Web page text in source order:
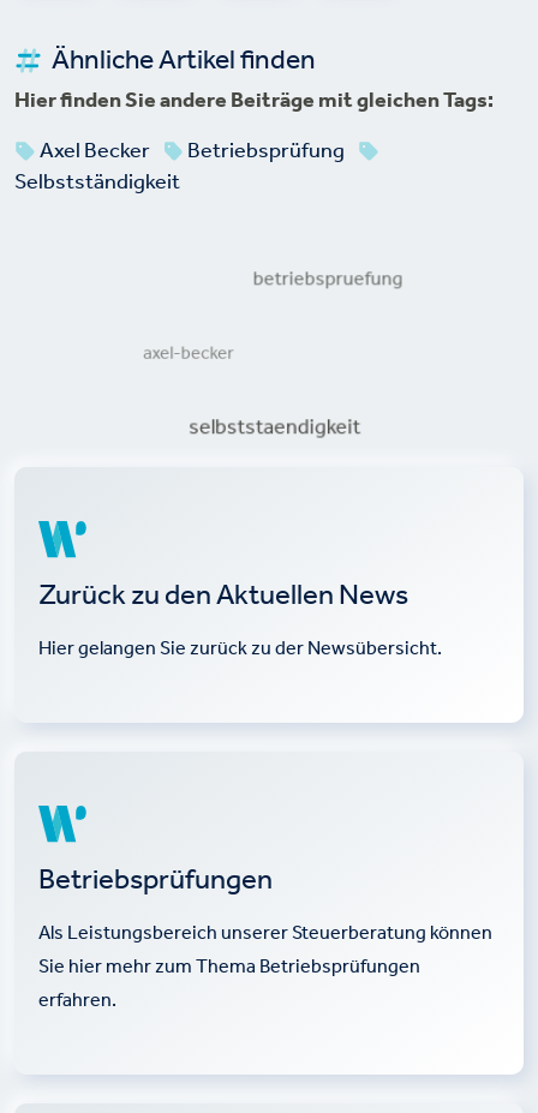
Ähnliche Artikel finden
Hier finden Sie andere Beiträge mit gleichen Tags:
Axel Becker
Betriebsprüfung
Selbstständigkeit
axel-becker
betriebspruefung
selbststaendigkeit
Zurück zu den Aktuellen News
Hier gelangen Sie zurück zu der Newsübersicht.
Betriebsprüfungen
Als Leistungsbereich unserer Steuerberatung können
Sie hier mehr zum Thema Betriebsprüfungen
erfahren.